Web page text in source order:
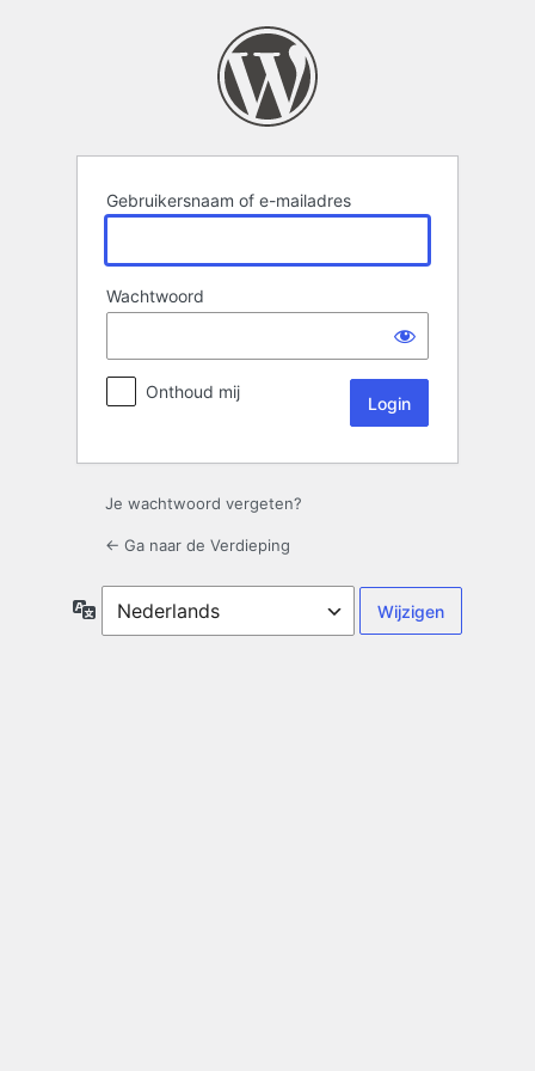
Gebruikersnaam of e-mailadres
Wachtwoord
Onthoud mij
Je wachtwoord vergeten?
← Ga naar de Verdieping
Taal